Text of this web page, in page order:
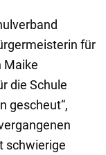
für
Maike
die Schule
gescheut“,
schwierige